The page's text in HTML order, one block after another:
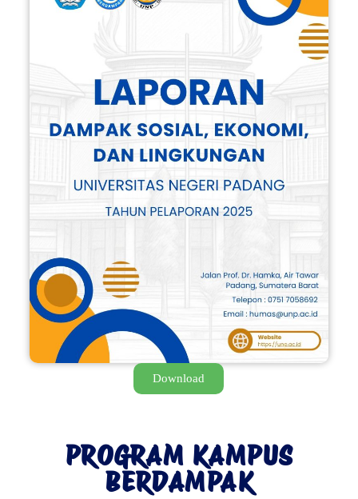
Download
PROGRAM KAMPUS
BERDAMPAK